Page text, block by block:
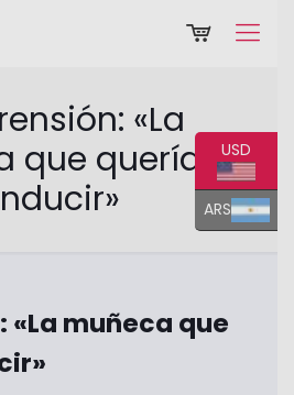
«La
que quería
muñeca que
USD
ARS